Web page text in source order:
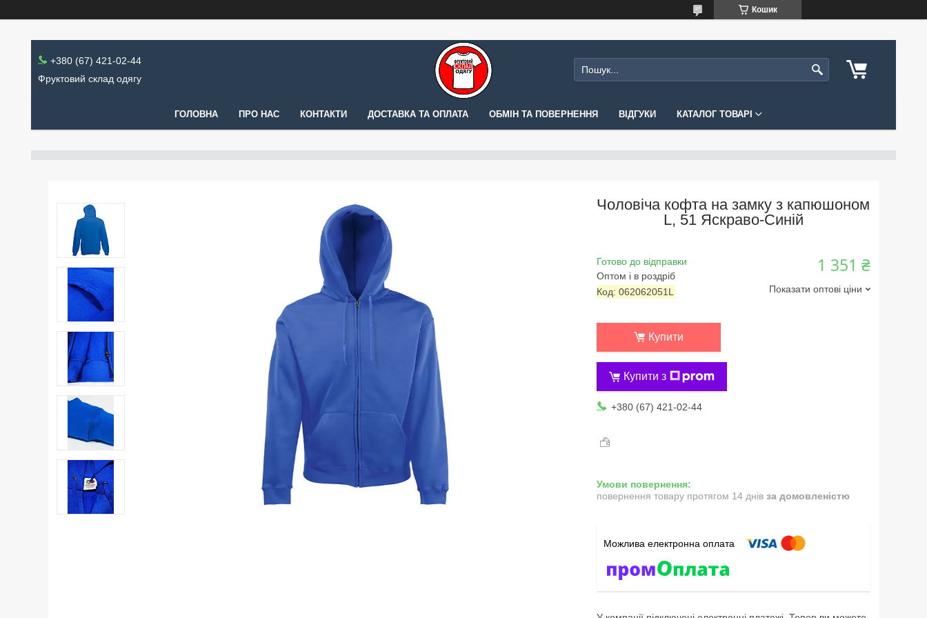
Кошик
+380 (67) 421-02-44
Фруктовий склад одягу
ГОЛОВНА ПРО НАС КОНТАКТИ ДОСТАВКА ТА ОПЛАТА ОБМІН ТА ПОВЕРНЕННЯ ВІДГУКИ КАТАЛОГ ТОВАРІ
Чоловіча кофта на замку з капюшоном
L, 51 Яскраво-Синій
Готово до відправки
Оптом і в роздріб
Код: 062062051L
1 351 ₴
Показати оптові ціни
Купити
Купити з
+380 (67) 421-02-44
повернення товару протягом 14 днів за домовленістю